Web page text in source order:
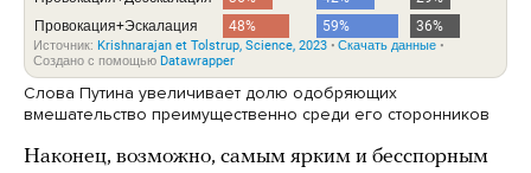
Слова Путина увеличивает долю одобряющих
вмешательство преимущественно среди его сторонников
Наконец, возможно, самым ярким и бесспорным